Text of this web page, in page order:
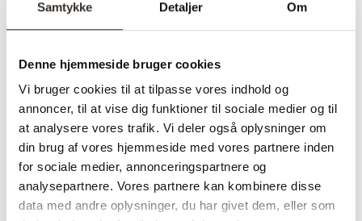
Samtykke Detaljer Om
Denne hjemmeside bruger cookies
Vi bruger cookies til at tilpasse vores indhold og
annoncer, til at vise dig funktioner til sociale medier og til
at analysere vores trafik. Vi deler også oplysninger om
din brug af vores hjemmeside med vores partnere inden
for sociale medier, annonceringspartnere og
analysepartnere. Vores partnere kan kombinere disse
data med andre oplysninger, du har givet dem, eller som
Model: Hairpin 71 cm 3 rod
Behandling Pulverlakeret
Farve:
Total højde 71 cm
Tykkelse: 10 mm